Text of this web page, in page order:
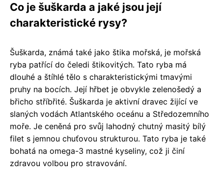
Co je šuškarda a jaké jsou její
charakteristické rysy?
Šuškarda, známá také jako štika mořská, je mořská
ryba patřící do čeledi štikovitých. Tato ryba má
dlouhé a štíhlé tělo s charakteristickými tmavými
pruhy na bocích. Její hřbet je obvykle zelenošedý a
břicho stříbřité. Šuškarda je aktivní dravec žijící ve
slaných vodách Atlantského oceánu a Středozemního
moře. Je ceněná pro svůj lahodný chutný masitý bílý
filet s jemnou chuťovou strukturou. Tato ryba je také
bohatá na omega-3 mastné kyseliny, což ji činí
zdravou volbou pro stravování.